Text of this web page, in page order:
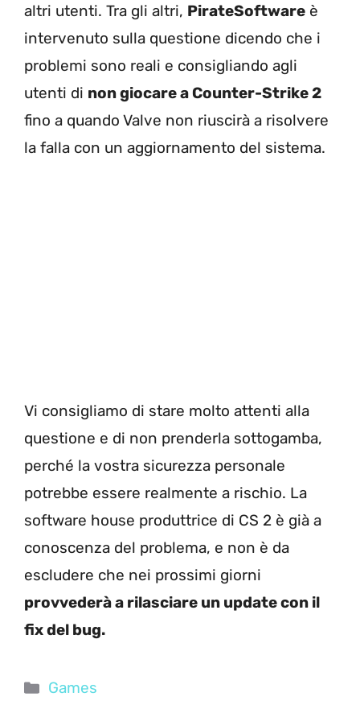
altri utenti. Tra gli altri, PirateSoftware è
intervenuto sulla questione dicendo che i
problemi sono reali e consigliando agli
utenti di non giocare a Counter-Strike 2
fino a quando Valve non riuscirà a risolvere
la falla con un aggiornamento del sistema.
Vi consigliamo di stare molto attenti alla
questione e di non prenderla sottogamba,
perché la vostra sicurezza personale
potrebbe essere realmente a rischio. La
software house produttrice di CS 2 è già a
conoscenza del problema, e non è da
escludere che nei prossimi giorni
provvederà a rilasciare un update con il
fix del bug.
Categorie
Games